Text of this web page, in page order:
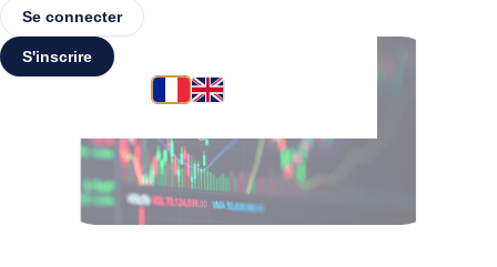
Se connecter
S'inscrire